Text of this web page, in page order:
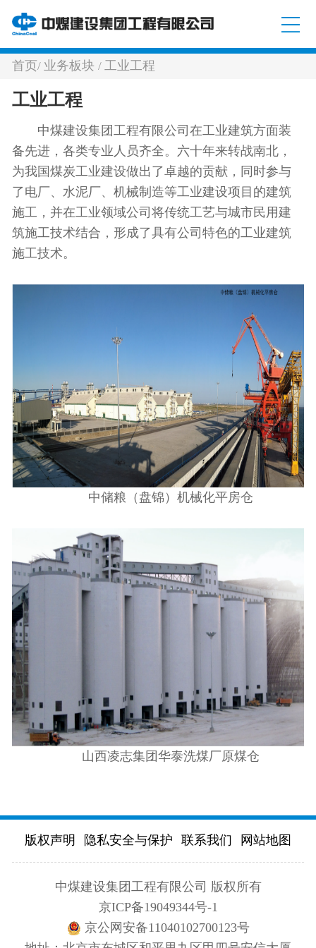
首页/ 业务板块/工业工程
工业工程
中煤建设集团工程有限公司在工业建筑方面装
备先进，各类专业人员齐全。六十年来转战南北，
为我国煤炭工业建设做出了卓越的贡献，同时参与
了电厂、水泥厂、机械制造等工业建设项目的建筑
施工，并在工业领域公司将传统工艺与城市民用建
筑施工技术结合，形成了具有公司特色的工业建筑
施工技术。
中储粮（盘锦）机械化平房仓
山西凌志集团华泰洗煤厂原煤仓
版权声明 隐私安全与保护 联系我们 网站地图
中煤建设集团工程有限公司 版权所有
京ICP备19049344号-1
京公网安备11040102700123号